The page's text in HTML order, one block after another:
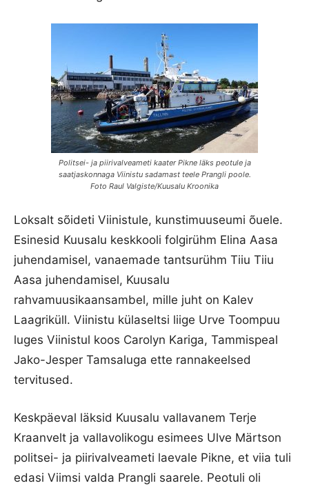
Politsei- ja piirivalveameti kaater Pikne läks peotule ja
saatjaskonnaga Viinistu sadamast teele Prangli poole.
Foto Raul Valgiste/Kuusalu Kroonika
Loksalt sõideti Viinistule, kunstimuuseumi õuele.
Esinesid Kuusalu keskkooli folgirühm Elina Aasa
juhendamisel, vanaemade tantsurühm Tiiu Tiiu
Aasa juhendamisel, Kuusalu
rahvamuusikaansambel, mille juht on Kalev
Laagriküll. Viinistu külaseltsi liige Urve Toompuu
luges Viinistul koos Carolyn Kariga, Tammispeal
Jako-Jesper Tamsaluga ette rannakeelsed
tervitused.
Keskpäeval läksid Kuusalu vallavanem Terje
Kraanvelt ja vallavolikogu esimees Ulve Märtson
politsei- ja piirivalveameti laevale Pikne, et viia tuli
edasi Viimsi valda Prangli saarele. Peotuli oli